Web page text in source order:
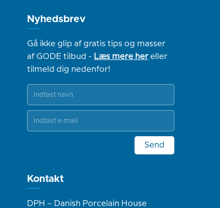
Nyhedsbrev
Gå ikke glip af gratis tips og masser
af GODE tilbud - Læs mere hereller
tilmeld dig nedenfor!
Send
Kontakt
DPH – Danish Porcelain House